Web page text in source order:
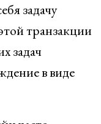
задачу
транзакции
задач
в виде